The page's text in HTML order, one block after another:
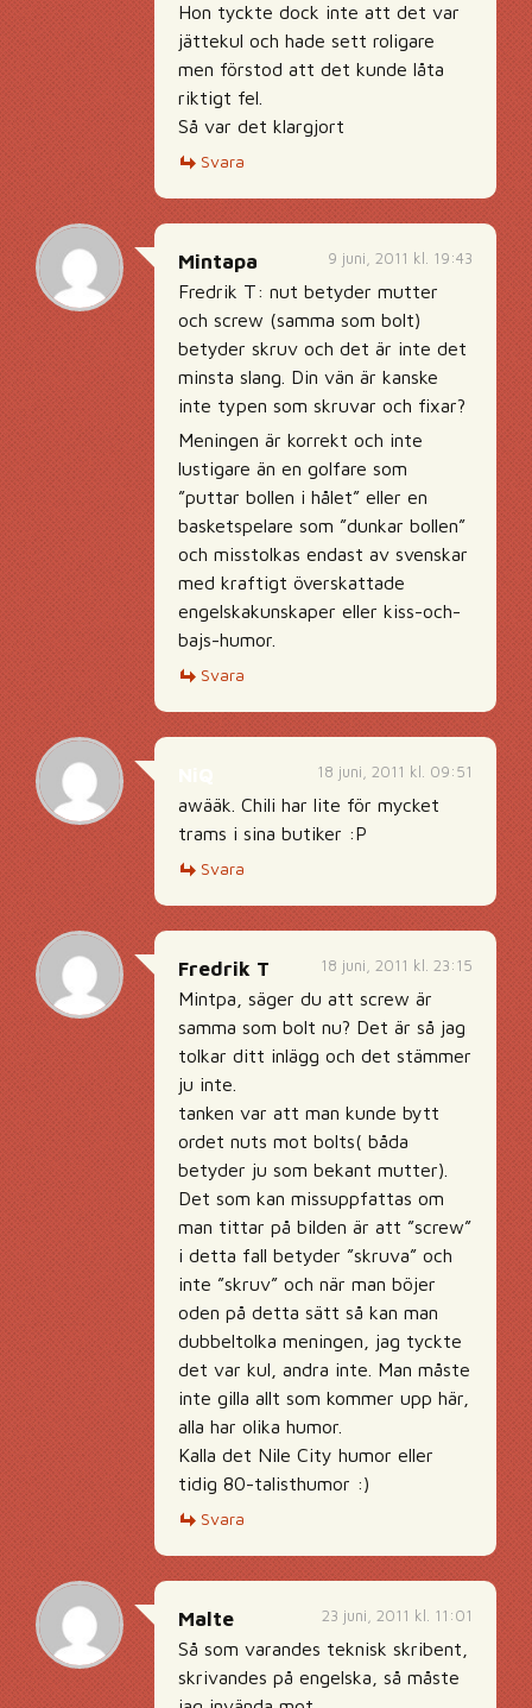
Hon tyckte dock inte att det var
jättekul och hade sett roligare
men förstod att det kunde låta
riktigt fel.
Så var det klargjort
Svara
9 juni, 2011 kl. 19:43
Mintapa
Fredrik T: nut betyder mutter
och screw (samma som bolt)
betyder skruv och det är inte det
minsta slang. Din vän är kanske
inte typen som skruvar och fixar?
Meningen är korrekt och inte
lustigare än en golfare som
”puttar bollen i hålet” eller en
basketspelare som ”dunkar bollen”
och misstolkas endast av svenskar
med kraftigt överskattade
engelskakunskaper eller kiss-och-
bajs-humor.
Svara
18 juni, 2011 kl. 09:51
awääk. Chili har lite för mycket
trams i sina butiker :P
Svara
18 juni, 2011 kl. 23:15
Fredrik T
Mintpa, säger du att screw är
samma som bolt nu? Det är så jag
tolkar ditt inlägg och det stämmer
ju inte.
tanken var att man kunde bytt
ordet nuts mot bolts( båda
betyder ju som bekant mutter).
Det som kan missuppfattas om
man tittar på bilden är att ”screw”
i detta fall betyder ”skruva” och
inte ”skruv” och när man böjer
oden på detta sätt så kan man
dubbeltolka meningen, jag tyckte
det var kul, andra inte. Man måste
inte gilla allt som kommer upp här,
alla har olika humor.
Kalla det Nile City humor eller
tidig 80-talisthumor :)
Svara
23 juni, 2011 kl. 11:01
Malte
Så som varandes teknisk skribent,
skrivandes på engelska, så måste